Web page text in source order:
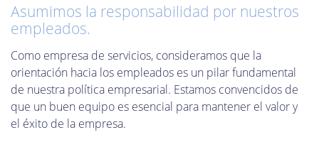
Asumimos la responsabilidad por nuestros
empleados.
Como empresa de servicios, consideramos que la
orientación hacia los empleados es un pilar fundamental
de nuestra política empresarial. Estamos convencidos de
que un buen equipo es esencial para mantener el valor y
el éxito de la empresa.